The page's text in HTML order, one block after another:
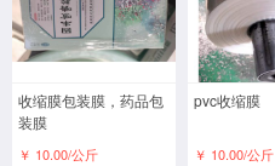
收缩膜包装膜，药品包
装膜
￥ 10.00/公斤
pvc收缩膜
￥ 10.00/公斤